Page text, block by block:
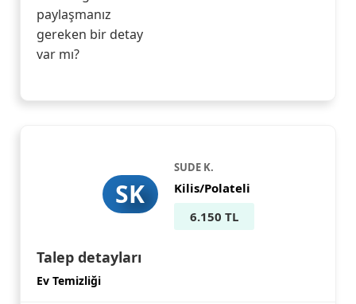
paylaşmanız
gereken bir detay
var mı?
SK
SUDE K.
Kilis/Polateli
6.150 TL
Talep detayları
Ev Temizliği